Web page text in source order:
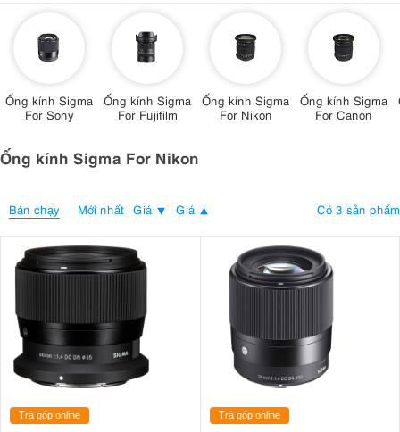
Ống kính Sigma
For Sony
Ống kính Sigma
For Fujifilm
Ống kính Sigma
For Nikon
Ống kính Sigma
For Canon
Ống kính Sigma For Nikon
Bán chạy Mới nhất Giá Giá Có 3 sản phẩm
Trả góp online Trả góp online